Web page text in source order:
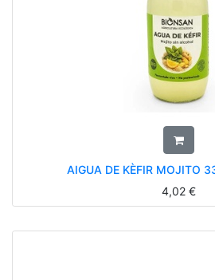
AIGUA DE KÈFIR MOJITO
4,02€